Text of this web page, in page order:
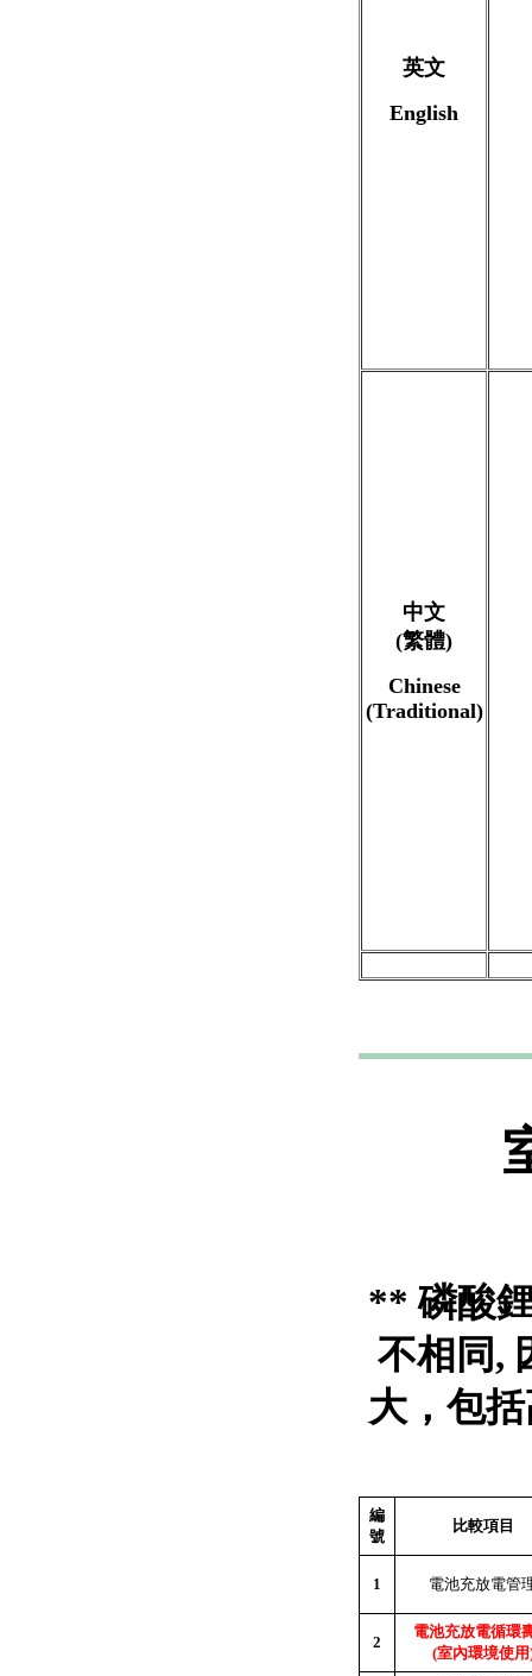
英文
English
中文
(繁體)
Chinese
(Traditional)
**磷酸
不相同,
大，包
編
號
比較項目
1 電池充放電管
2
電池充放電循環
(室內環境使用